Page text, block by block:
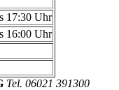
17:30 Uhr
16:00 Uhr
Tel. 06021 391300